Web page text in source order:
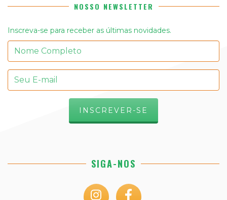
NOSSO NEWSLETTER
Inscreva-se para receber as últimas novidades.
SIGA-NOS